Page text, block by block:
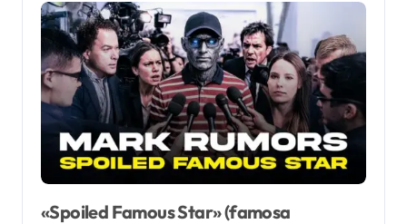
«Spoiled Famous Star» (famosa